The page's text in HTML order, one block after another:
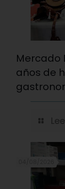
Mercado
años de